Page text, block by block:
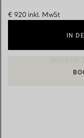
€ 920 inkl. MwSt
IN
EINEN